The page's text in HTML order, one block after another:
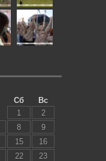
Сб
Вс
1
2
8
9
15
16
22
23